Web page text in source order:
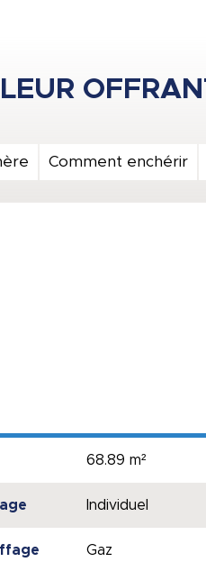
Comment enchérir
68.89 m²
Individuel
Gaz